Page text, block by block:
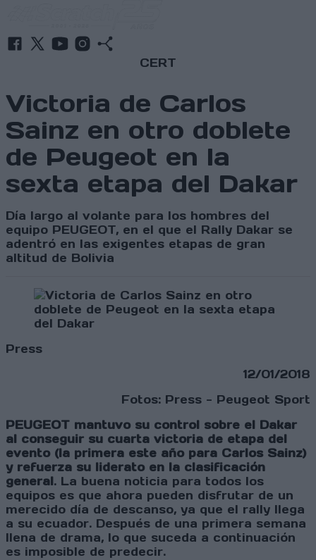
CERT
Victoria de Carlos
Sainz en otro doblete
de Peugeot en la
sexta etapa del Dakar
Día largo al volante para los hombres del
equipo PEUGEOT, en el que el Rally Dakar se
adentró en las exigentes etapas de gran
altitud de Bolivia
Press
12/01/2018
Fotos: Press - Peugeot Sport
PEUGEOT mantuvo su control sobre el Dakar
al conseguir su cuarta victoria de etapa del
evento (la primera este año para Carlos Sainz)
y refuerza su liderato en la clasificación
general. La buena noticia para todos los
equipos es que ahora pueden disfrutar de un
merecido día de descanso, ya que el rally llega
a su ecuador. Después de una primera semana
llena de drama, lo que suceda a continuación
es imposible de predecir.